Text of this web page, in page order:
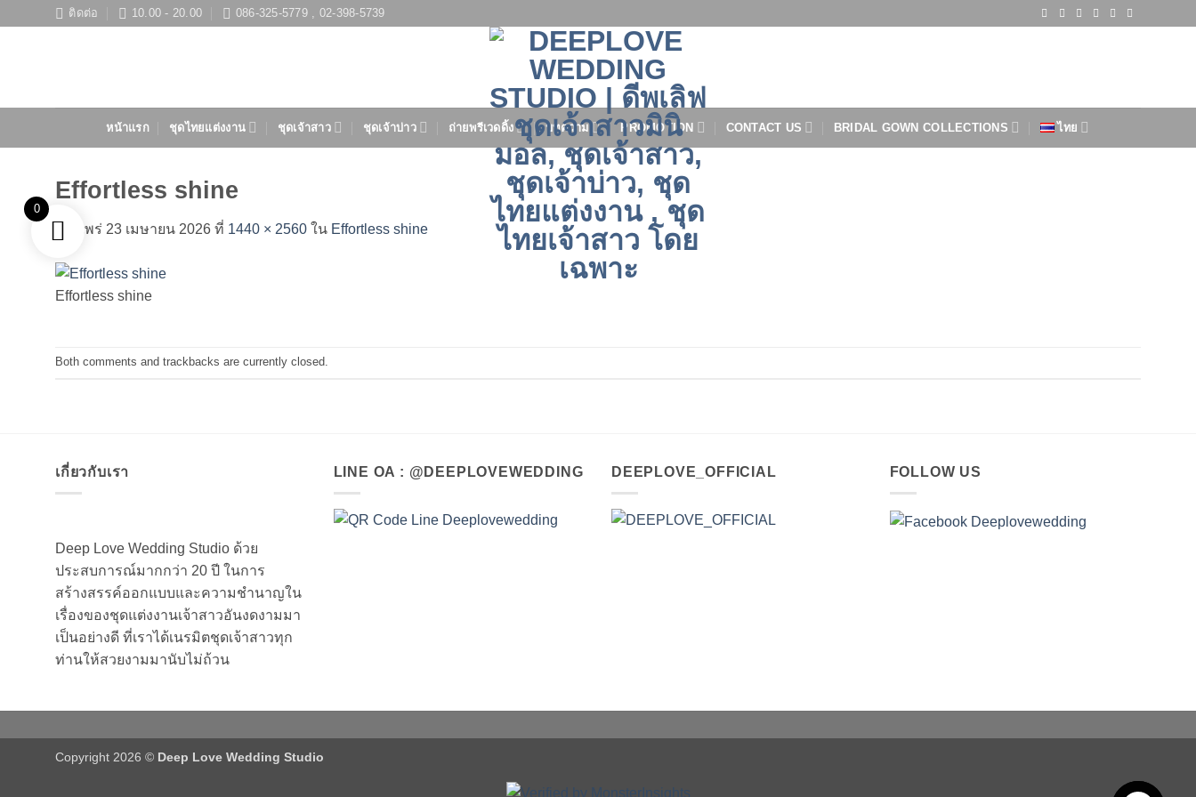
ติดต่อ 10.00 - 20.00 086-325-5779 , 02-398-5739
หน้าแรก ชุดไทยแต่งงาน ชุดเจ้าสาว ชุดเจ้าบ่าว ถ่ายพรีเวดดิ้ง บทความ PROMOTION CONTACT US BRIDAL GOWN COLLECTIONS ไทย
Effortless shine
เผยแพร่ 23 เมษายน 2026 ที่ 1440 × 2560 ใน Effortless shine
Effortless shine
Both comments and trackbacks are currently closed.
เกี่ยวกับเรา
Deep Love Wedding Studio ด้วย
ประสบการณ์มากกว่า 20 ปี ในการ
สร้างสรรค์ออกแบบและความชำนาญใน
เรื่องของชุดแต่งงานเจ้าสาวอันงดงามมา
เป็นอย่างดี ที่เราได้เนรมิตชุดเจ้าสาวทุก
ท่านให้สวยงามมานับไม่ถ้วน
LINE OA : @DEEPLOVEWEDDING DEEPLOVE_OFFICIAL FOLLOW US
Copyright 2026 © Deep Love Wedding Studio
0